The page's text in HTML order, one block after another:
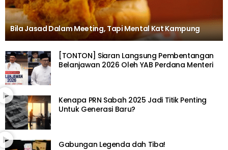
Bila Jasad Dalam Meeting, Tapi Mental Kat Kampung
[TONTON] Siaran Langsung Pembentangan
Belanjawan 2026 Oleh YAB Perdana Menteri
Kenapa PRN Sabah 2025 Jadi Titik Penting
Untuk Generasi Baru?
Gabungan Legenda dah Tiba!